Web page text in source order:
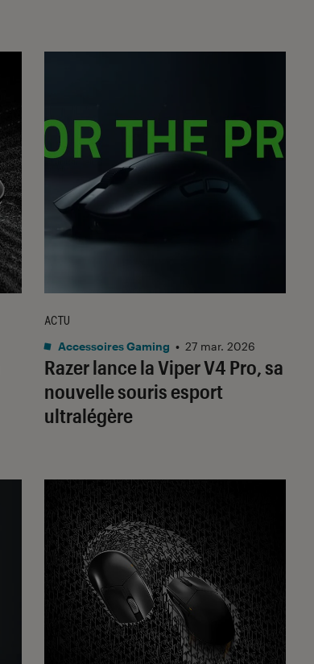
Razer lance la Viper V4 Pro, sa
nouvelle souris esport
ultralégère
ACTU
Accessoires Gaming • 27 mar. 2026